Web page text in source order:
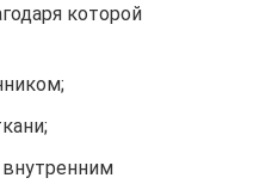
которой